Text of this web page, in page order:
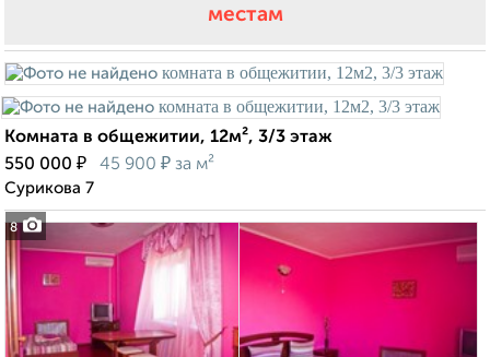
местам
8
Комната в общежитии, 12м², 3/3 этаж
550 000 ₽ 45 900 ₽ за м²
Сурикова 7